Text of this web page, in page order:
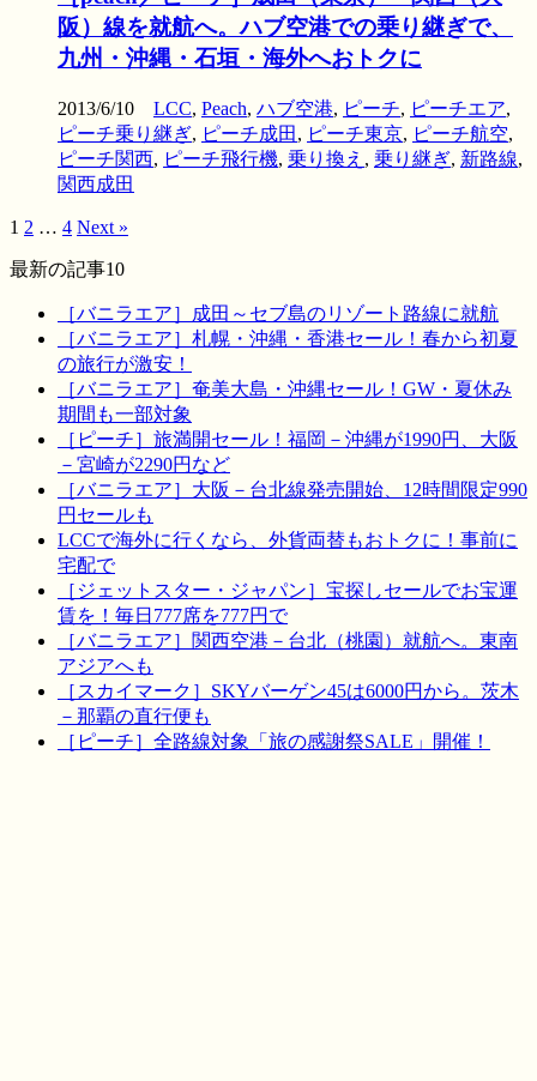
阪）線を就航へ。ハブ空港での乗り継ぎで、
九州・沖縄・石垣・海外へおトクに
2013/6/10 LCC, Peach, ハブ空港, ピーチ, ピーチエア,
ピーチ乗り継ぎ, ピーチ成田 , ピーチ東京, ピーチ航空,
ピーチ関西, ピーチ飛行機, 乗り換え , 乗り継ぎ, 新路線,
関西成田
1 2 … 4 Next »
最新の記事10
［バニラエア］成田～セブ島のリゾート路線に就航
［バニラエア］札幌・沖縄・香港セール！春から初夏
の旅行が激安！
［バニラエア］奄美大島・沖縄セール！GW・夏休み
期間も一部対象
［ピーチ］旅満開セール！福岡－沖縄が1990円、大阪
－宮崎が2290円など
［バニラエア］大阪－台北線発売開始、12時間限定990
円セールも
LCCで海外に行くなら、外貨両替もおトクに！事前に
宅配で
［ジェットスター・ジャパン］宝探しセールでお宝運
賃を！毎日777席を777円で
［バニラエア］関西空港－台北（桃園）就航へ。東南
アジアへも
［スカイマーク］SKYバーゲン45は6000円から。茨木
－那覇の直行便も
［ピーチ］全路線対象「旅の感謝祭SALE」開催！